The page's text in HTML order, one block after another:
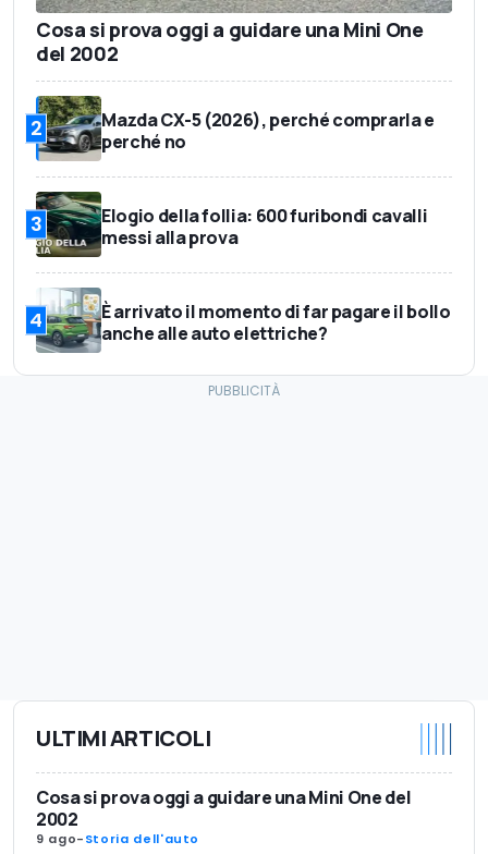
Cosa si prova oggi a guidare una Mini One
del 2002
2
Mazda CX-5 (2026), perché comprarla e
perché no
3
Elogio della follia: 600 furibondi cavalli
messi alla prova
4
È arrivato il momento di far pagare il bollo
anche alle auto elettriche?
ULTIMI ARTICOLI
Cosa si prova oggi a guidare una Mini One del
2002
9 ago-Storia dell'auto